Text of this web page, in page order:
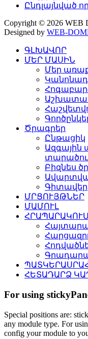
Ընդլայնված
Copyright © 2026 WEB
Designed by WEB-
ԳԼԽԱՎՈՐ
ՄԵՐ ՄԱՍԻՆ
Մեր
Ծրագրեր
Ընթացիկ
Ազգային
Բիզնես
ՄՐՑՈՒՅԹՆԵՐ
ՄԱՄՈՒԼ
ՀԵՏԱԴԱՐՁ
For using
Special positions are:
any module type. For
config your module to